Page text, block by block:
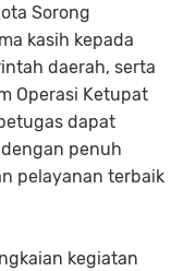
Sorong
kasih kepada
daerah, serta
Operasi Ketupat
dapat
penuh
pelayanan terbaik
kegiatan